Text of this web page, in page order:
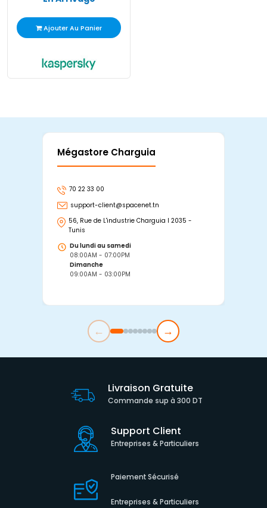
Ajouter Au Panier
Mégastore Charguia
70 22 33 00
support-client@spacenet.tn
56, Rue de L'industrie Charguia I 2035 -
Tunis
Du lundi au samedi
08:00AM - 07:00PM
Dimanche
09:00AM - 03:00PM
← →
Livraison Gratuite
Commande sup à 300 DT
Support Client
Entreprises & Particuliers
Paiement Sécurisé
Entreprises & Particuliers